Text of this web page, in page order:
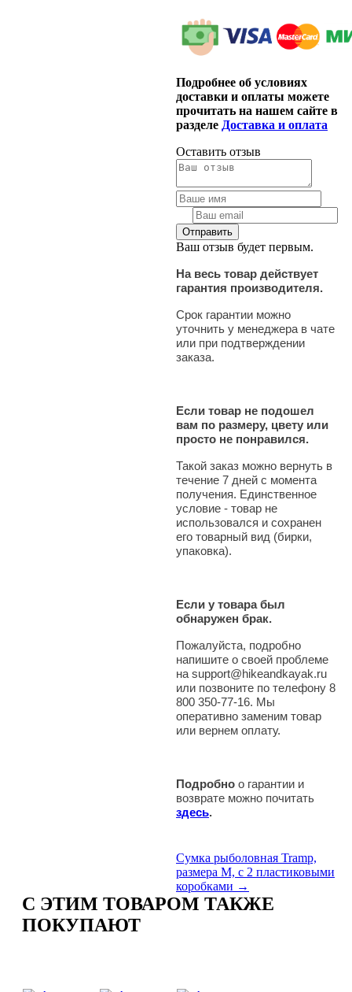
Подробнее об условиях
доставки и оплаты можете
прочитать на нашем сайте в
разделе Доставка и оплата
Оставить отзыв
Ваш отзыв будет первым.
На весь товар действует
гарантия производителя.
Срок гарантии можно
уточнить у менеджера в чате
или при подтверждении
заказа.
Если товар не подошел
вам по размеру, цвету или
просто не понравился.
Такой заказ можно вернуть в
течение 7 дней с момента
получения. Единственное
условие - товар не
использовался и сохранен
его товарный вид (бирки,
упаковка).
Если у товара был
обнаружен брак.
Пожалуйста, подробно
напишите о своей проблеме
на support@hikeandkayak.ru
или позвоните по телефону 8
800 350-77-16. Мы
оперативно заменим товар
или вернем оплату.
Подробно о гарантии и
возврате можно почитать
здесь.
Сумка рыболовная Tramp,
размера M, с 2 пластиковыми
коробками →
C ЭТИМ ТОВАРОМ ТАКЖЕ
ПОКУПАЮТ